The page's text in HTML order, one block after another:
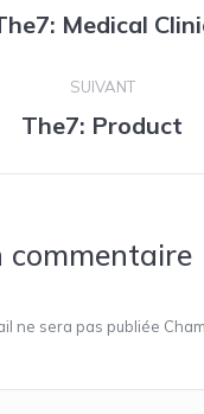
Onglet
Medical
SUIVANT
Projets
The7: Product
commentaire
ne sera pas publiée